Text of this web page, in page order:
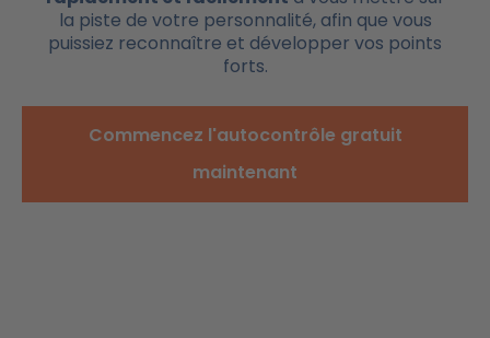
la piste de votre personnalité, afin que vous
puissiez reconnaître et développer vos points
forts.
Commencez l'autocontrôle gratuit
maintenant